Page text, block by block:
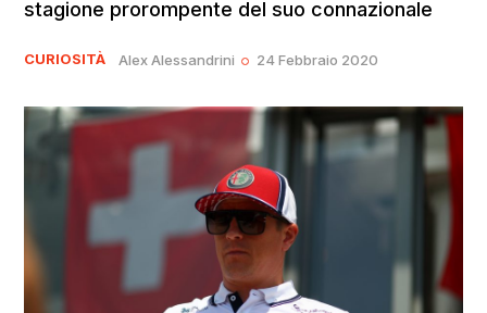
stagione prorompente del suo connazionale
CURIOSITÀ Alex Alessandrini 24 Febbraio 2020